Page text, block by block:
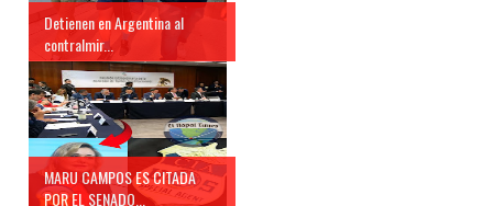
Detienen en Argentina al
contralmir...
MARU CAMPOS ES CITADA
POR EL SENADO...